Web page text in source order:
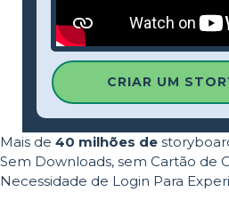
CRIAR UM
Mais de 40 milhões de
Sem Downloads, sem Cartão de
Necessidade de Login Para